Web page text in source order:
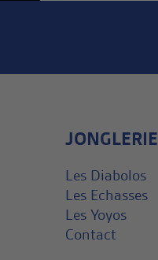
JONGLERIE
Les Diabolos
Les Echasses
Les Yoyos
Contact